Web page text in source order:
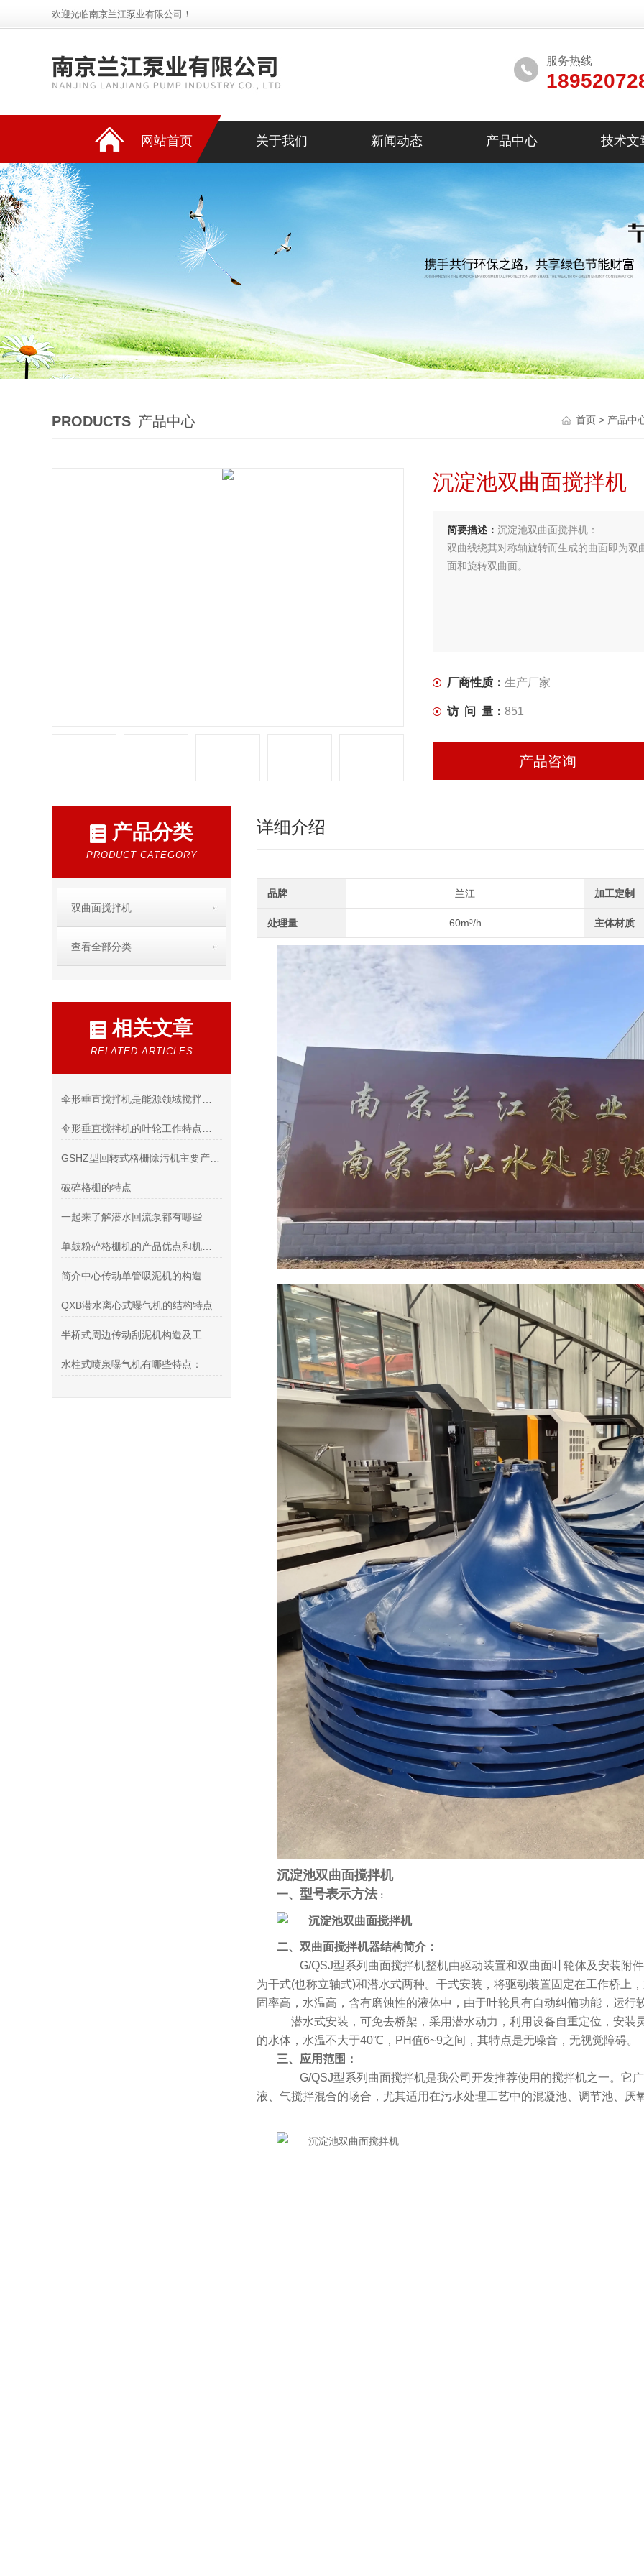
欢迎光临南京兰江泵业有限公司！
服务热线
网站首页 关于我们 新闻动态 产品中心 技术文
PRODUCTS 产品中心 首页 > 产品中
沉淀池双曲面搅拌机
简要描述： 沉淀池双曲面搅拌机：
双曲线绕其对称轴旋转而生成的曲面即为
面和旋转双曲面。
厂商性质： 生产厂家
访 问 量： 851
产品咨询
产品分类
PRODUCT CATEGORY
双曲面搅拌机
查看全部分类
相关文章
RELATED ARTICLES
破碎格栅的特点
QXB潜水离心式曝气机的结构特点
水柱式喷泉曝气机有哪些特点：
详细介绍
品牌 兰江 加工定制
处理量 60m³/h 主体材质
沉淀池双曲面搅拌机
一、 型号表示方法：
二、双曲面搅拌机器结构简介：
G/QSJ型系列曲面搅拌机整机由驱动装置和双曲面叶轮体及安装附
为干式(也称立轴式)和潜水式两种。干式安装，将驱动装置固定在工作桥上
固率高，水温高，含有磨蚀性的液体中，由于叶轮具有自动纠偏功能，运行
潜水式安装，可免去桥架，采用潜水动力，利用设备自重定位，安装
的水体，水温不大于40℃，PH值6~9之间，其特点是无噪音，无视觉障碍。
三、 应用范围：
G/QSJ型系列曲面搅拌机是我公司开发推荐使用的搅拌机之一。它
液、气搅拌混合的场合，尤其适用在污水处理工艺中的混凝池、调节池、厌